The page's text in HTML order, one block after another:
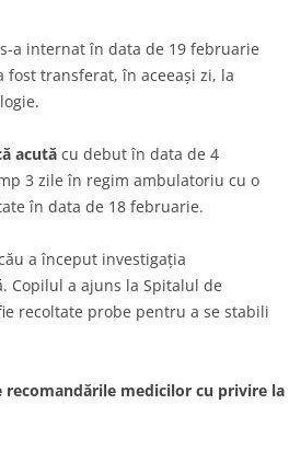
a internat în data de 19 februarie
fost transferat, în aceeași zi, la
acută cu debut în data de 4
3 zile în regim ambulatoriu cu o
în data de 18 februarie.
a început investigația
Copilul a ajuns la Spitalul de
recoltate probe pentru a se stabili
medicilor cu privire la